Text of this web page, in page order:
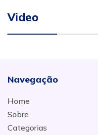
Video
Navegação
Home
Sobre
Categorias